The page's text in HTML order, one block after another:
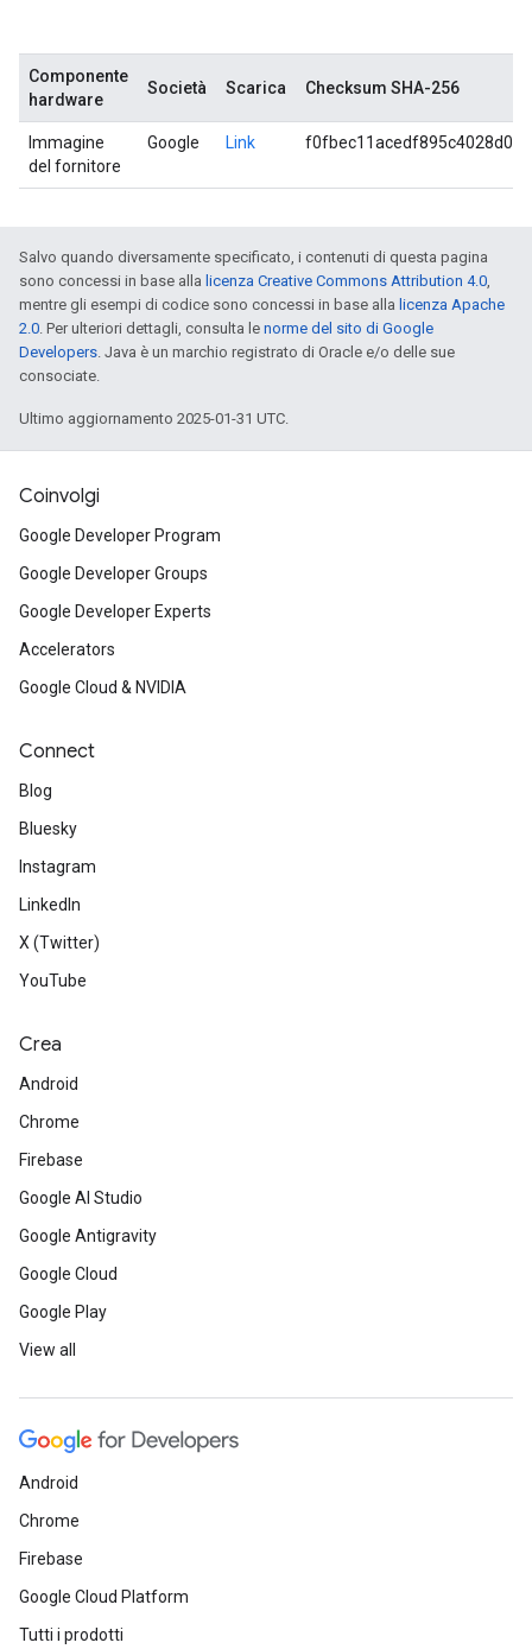
Componente
hardware
Società Scarica Checksum SHA-256
Immagine
del fornitore
Google Link
Salvo quando diversamente specificato, i contenuti di questa pagina
sono concessi in base alla licenza Creative Commons Attribution 4.0,
mentre gli esempi di codice sono concessi in base alla licenza Apache
2.0. Per ulteriori dettagli, consulta le norme del sito di Google
Developers. Java è un marchio registrato di Oracle e/o delle sue
consociate.
Ultimo aggiornamento 2025-01-31 UTC.
Coinvolgi
Google Developer Program
Google Developer Groups
Google Developer Experts
Accelerators
Google Cloud & NVIDIA
Connect
Blog
Bluesky
Instagram
LinkedIn
X (Twitter)
YouTube
Crea
Android
Chrome
Firebase
Google AI Studio
Google Antigravity
Google Cloud
Google Play
View all
Android
Chrome
Firebase
Google Cloud Platform
Tutti i prodotti